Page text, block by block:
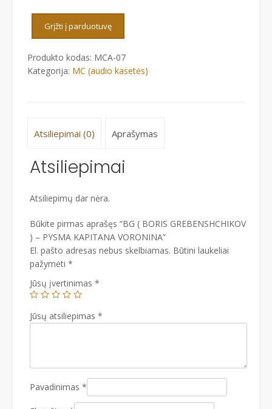
)
-
Grįžti į parduotuvę
Produkto kodas: MCA-07
Kategorija: MC (audio kasetės)
Atsiliepimai (0) Aprašymas
Atsiliepimai
Atsiliepimų dar nėra.
Būkite pirmas aprašęs “BG ( BORIS GREBENSHCHIKOV
) – PYSMA KAPITANA VORONINA”
El. pašto adresas nebus skelbiamas. Būtini laukeliai
pažymėti *
Jūsų įvertinimas *
Jūsų atsiliepimas *
Pavadinimas *